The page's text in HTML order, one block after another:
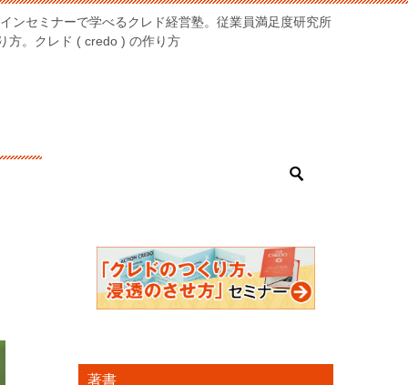
ンセミナーで学べるクレド経営塾。従業員満足度研究所
方。クレド ( credo ) の作り方
著書